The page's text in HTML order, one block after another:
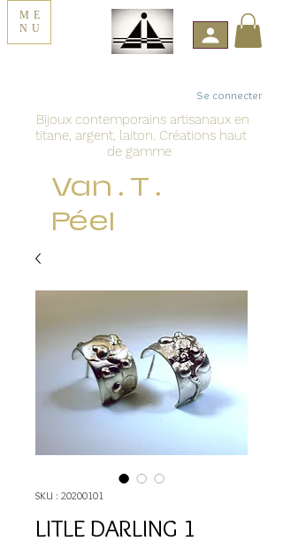
Se connecter
Bijoux contemporains artisanaux en
titane, argent, laiton. Créations haut
de gamme
Van . T .
Péel
ME
NU
SKU : 20200101
LITLE DARLING 1